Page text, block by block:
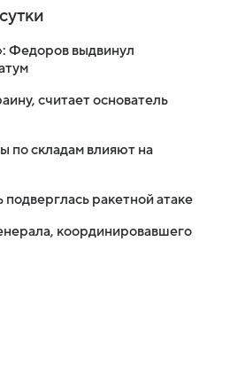
Федоров выдвинул
считает основатель
по складам влияют на
подверглась ракетной атаке
координировавшего